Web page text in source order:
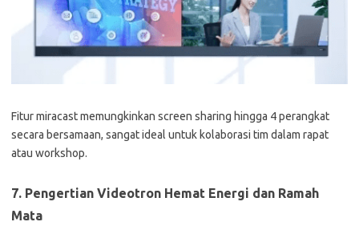
Fitur miracast memungkinkan screen sharing hingga 4 perangkat
secara bersamaan, sangat ideal untuk kolaborasi tim dalam rapat
atau workshop.
7. Pengertian Videotron Hemat Energi dan Ramah
Mata